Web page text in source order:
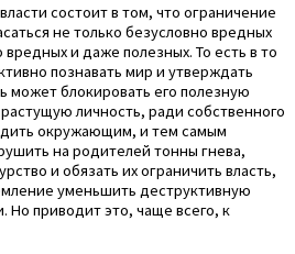
состоит в том, что ограничение
не только безусловно вредных
и даже полезных. То есть в то
познавать мир и утверждать
может блокировать его полезную
личность, ради собственного
окружающим, и тем самым
на родителей тонны гнева,
и обязать их ограничить власть,
уменьшить деструктивную
Но приводит это, чаще всего, к